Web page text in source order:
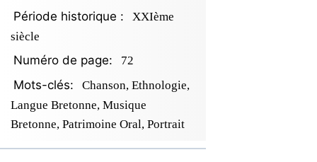
Période historique :
XXIème
siècle
Numéro de page: 72
Mots-clés:
Chanson, Ethnologie,
Langue Bretonne, Musique
Bretonne, Patrimoine Oral, Portrait